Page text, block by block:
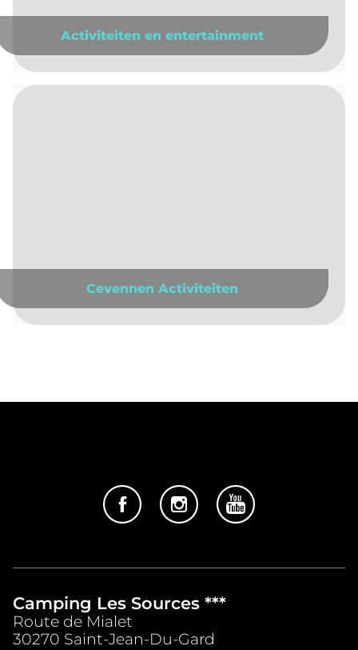
Activiteiten en entertainment
Cevennen Activiteiten
Camping Les Sources ***
Route de Mialet
30270 Saint-Jean-Du-Gard